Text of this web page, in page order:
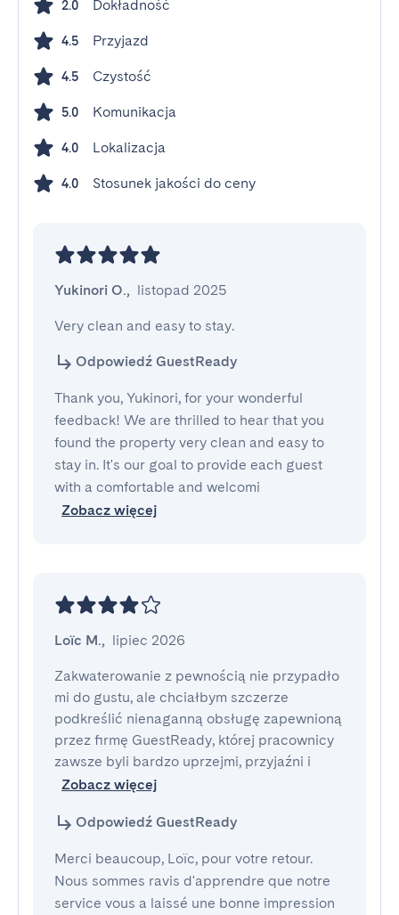
2.0 Dokładność
4.5 Przyjazd
4.5 Czystość
5.0 Komunikacja
4.0 Lokalizacja
4.0 Stosunek jakości do ceny
Yukinori O., listopad 2025
Very clean and easy to stay.
Odpowiedź GuestReady
Thank you, Yukinori, for your wonderful
feedback! We are thrilled to hear that you
found the property very clean and easy to
stay in. It's our goal to provide each guest
with a comfortable and welcomi
Zobacz więcej
Loïc M., lipiec 2026
Zakwaterowanie z pewnością nie przypadło
mi do gustu, ale chciałbym szczerze
podkreślić nienaganną obsługę zapewnioną
przez firmę GuestReady, której pracownicy
zawsze byli bardzo uprzejmi, przyjaźni i
Zobacz więcej
Odpowiedź GuestReady
Merci beaucoup, Loïc, pour votre retour.
Nous sommes ravis d'apprendre que notre
service vous a laissé une bonne impression